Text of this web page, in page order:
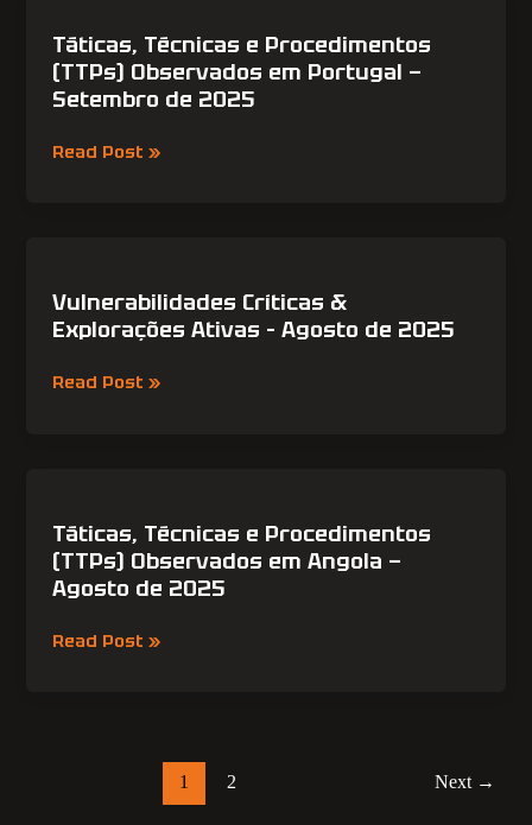
Táticas, Técnicas e Procedimentos
(TTPs) Observados em Portugal —
Setembro de 2025
e
Procedimentos
(TTPs)
em
Portugal
Read Post »
Vulnerabilidades Críticas &
Explorações Ativas – Agosto de 2025
&
Explorações
–
Read Post »
Táticas, Técnicas e Procedimentos
(TTPs) Observados em Angola —
Agosto de 2025
e
Procedimentos
(TTPs)
Observados
em
Angola
Read Post »
1 2 Next →